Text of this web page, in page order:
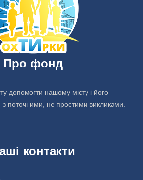
Про фонд
допомогти нашому місту і його
поточними, не простими викликами.
контакти